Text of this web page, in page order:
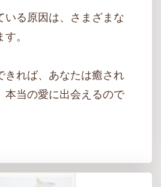
いる原因は、さまざまな
。
きれば、あなたは癒され
本当の愛に出会えるので